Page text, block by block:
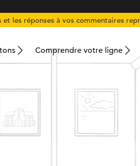
les réponses à vos commentaires
Comprendre votre ligne